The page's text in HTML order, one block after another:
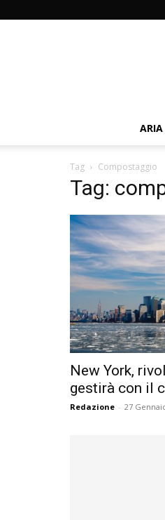
ARIA
Tag Compostaggio
Tag:
New York,
gestirà con il
Redazione - 27